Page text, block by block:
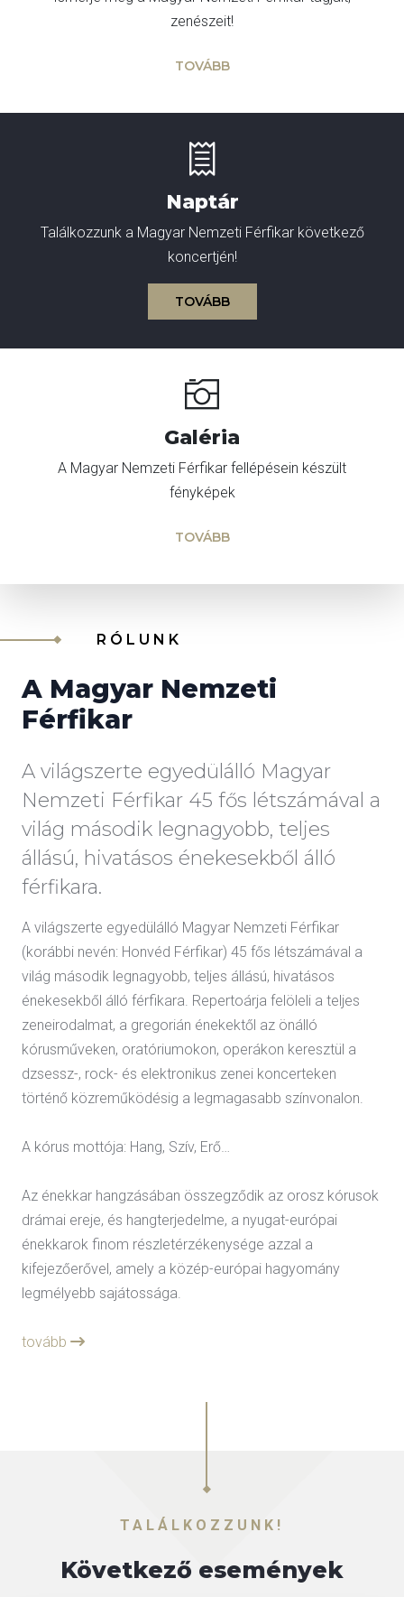
zenészeit!
TOVÁBB
Naptár
Találkozzunk a Magyar Nemzeti Férfikar következő
koncertjén!
TOVÁBB
Galéria
A Magyar Nemzeti Férfikar fellépésein készült
fényképek
TOVÁBB
RÓLUNK
A Magyar Nemzeti
Férfikar
A világszerte egyedülálló Magyar
Nemzeti Férfikar 45 fős létszámával a
világ második legnagyobb, teljes
állású, hivatásos énekesekből álló
férfikara.
A világszerte egyedülálló Magyar Nemzeti Férfikar
(korábbi nevén: Honvéd Férfikar) 45 fős létszámával a
világ második legnagyobb, teljes állású, hivatásos
énekesekből álló férfikara. Repertoárja felöleli a teljes
zeneirodalmat, a gregorián énekektől az önálló
kórusműveken, oratóriumokon, operákon keresztül a
dzsessz-, rock- és elektronikus zenei koncerteken
történő közreműködésig a legmagasabb színvonalon.
A kórus mottója: Hang, Szív, Erő…
Az énekkar hangzásában összegződik az orosz kórusok
drámai ereje, és hangterjedelme, a nyugat-európai
énekkarok finom részletérzékenysége azzal a
kifejezőerővel, amely a közép-európai hagyomány
legmélyebb sajátossága.
tovább
TALÁLKOZZUNK!
Következő események